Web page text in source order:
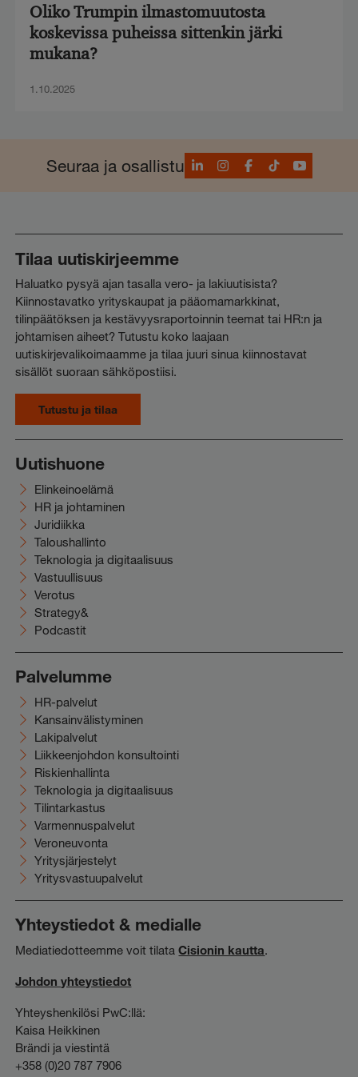
Oliko Trumpin ilmastomuutosta
koskevissa puheissa sittenkin järki
mukana?
1.10.2025
Seuraa ja osallistuLinkedInInstagram
Facebook
TikTokYouTube
Tilaa uutiskirjeemme
Haluatko pysyä ajan tasalla vero- ja lakiuutisista?
Kiinnostavatko yrityskaupat ja pääomamarkkinat,
tilinpäätöksen ja kestävyysraportoinnin teemat tai HR:n ja
johtamisen aiheet? Tutustu koko laajaan
uutiskirjevalikoimaamme ja tilaa juuri sinua kiinnostavat
sisällöt suoraan sähköpostiisi.
Tutustu ja tilaa
Uutishuone
Elinkeinoelämä
HR ja johtaminen
Juridiikka
Taloushallinto
Teknologia ja digitaalisuus
Vastuullisuus
Verotus
Strategy&
Podcastit
Palvelumme
HR-palvelut
Kansainvälistyminen
Lakipalvelut
Liikkeenjohdon konsultointi
Riskienhallinta
Teknologia ja digitaalisuus
Tilintarkastus
Varmennuspalvelut
Veroneuvonta
Yritysjärjestelyt
Yritysvastuupalvelut
Yhteystiedot & medialle
Mediatiedotteemme voit tilataCisionin kautta.
Johdon yhteystiedot
Yhteyshenkilösi PwC:llä:
Kaisa Heikkinen
Brändi ja viestintä
+358 (0)20 787 7906